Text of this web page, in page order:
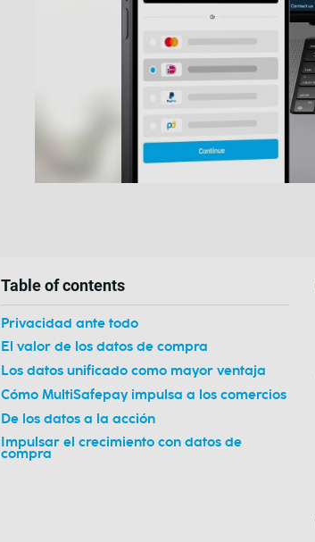
Table of contents
Privacidad ante todo
El valor de los datos de compra
Los datos unificado como mayor ventaja
Cómo MultiSafepay impulsa a los comercios
De los datos a la acción
Impulsar el crecimiento con datos de
compra